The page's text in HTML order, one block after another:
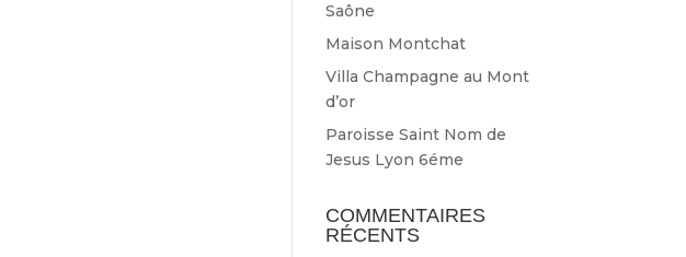
Saône
Maison Montchat
Villa Champagne au Mont
d’or
Paroisse Saint Nom de
Jesus Lyon 6éme
COMMENTAIRES
RÉCENTS